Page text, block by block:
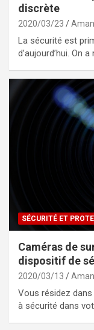
discrète
2020/03/23
La sécurité est
d’aujourd’hui. On
SÉCURITÉ ET
Caméras de
dispositif de
2020/03/13
Vous résidez
à sécurité dans